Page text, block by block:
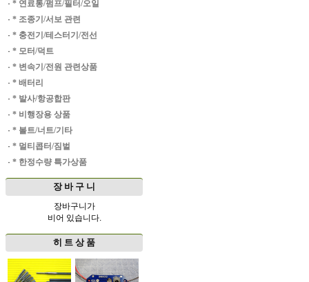
· * 연료통/펌프/필터/오일
· * 조종기/서보 관련
· * 충전기/테스터기/전선
· * 모터/덕트
· * 변속기/전원 관련상품
· * 배터리
· * 발사/항공합판
· * 비행장용 상품
· * 볼트/너트/기타
· * 멀티콥터/짐벌
· * 한정수량 특가상품
장 바 구 니
장바구니가
비어 있습니다.
히 트 상 품